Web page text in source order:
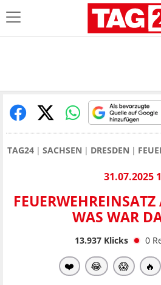
TAG24 SACHSEN DRESDEN
31.07.2025
WAS WAR
13.937Klicks 0
❤️ 😂 😱 🔥